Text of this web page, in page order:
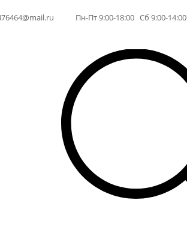
Пн-Пт 9:00-18:00 Сб 9:00-14:00